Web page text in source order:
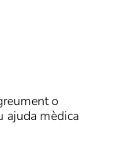
o
ajuda mèdica